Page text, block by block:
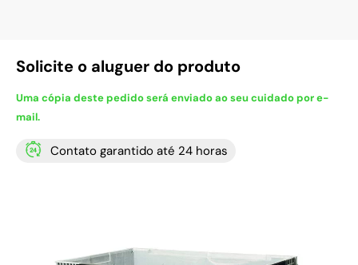
Solicite o aluguer do produto
Uma cópia deste pedido será enviado ao seu cuidado por e-
mail.
Contato garantido até 24 horas